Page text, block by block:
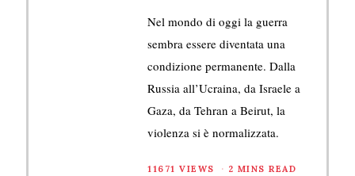
Nel mondo di oggi la guerra
sembra essere diventata una
condizione permanente. Dalla
Russia all’Ucraina, da Israele a
Gaza, da Tehran a Beirut, la
violenza si è normalizzata.
11671 VIEWS 2 MINS READ